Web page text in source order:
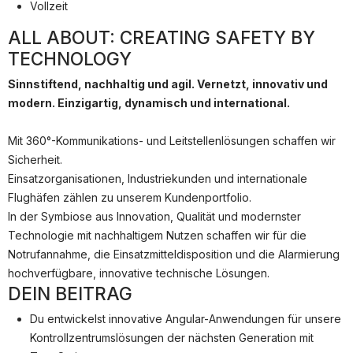
Vollzeit
ALL ABOUT: CREATING SAFETY BY
TECHNOLOGY
Sinnstiftend, nachhaltig und agil. Vernetzt, innovativ und
modern. Einzigartig, dynamisch und international.
Mit 360°-Kommunikations- und Leitstellenlösungen schaffen wir
Sicherheit.
Einsatzorganisationen, Industriekunden und internationale
Flughäfen zählen zu unserem Kundenportfolio.
In der Symbiose aus Innovation, Qualität und modernster
Technologie mit nachhaltigem Nutzen schaffen wir für die
Notrufannahme, die Einsatzmitteldisposition und die Alarmierung
hochverfügbare, innovative technische Lösungen.
DEIN BEITRAG
Du entwickelst innovative Angular-Anwendungen für unsere
Kontrollzentrumslösungen der nächsten Generation mit
Systemstatus
Jobs
Jobkategorien
Für Unternehmen
Kandidaten finden
Inserat buchen
©informatikjobs.at 2026